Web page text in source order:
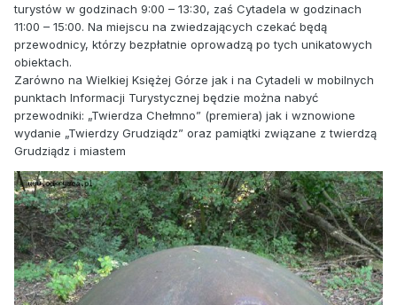
turystów w godzinach 9:00 – 13:30, zaś Cytadela w godzinach
11:00 – 15:00. Na miejscu na zwiedzających czekać będą
przewodnicy, którzy bezpłatnie oprowadzą po tych unikatowych
obiektach.
Zarówno na Wielkiej Księżej Górze jak i na Cytadeli w mobilnych
punktach Informacji Turystycznej będzie można nabyć
przewodniki: „Twierdza Chełmno” (premiera) jak i wznowione
wydanie „Twierdzy Grudziądz” oraz pamiątki związane z twierdzą
Grudziądz i miastem